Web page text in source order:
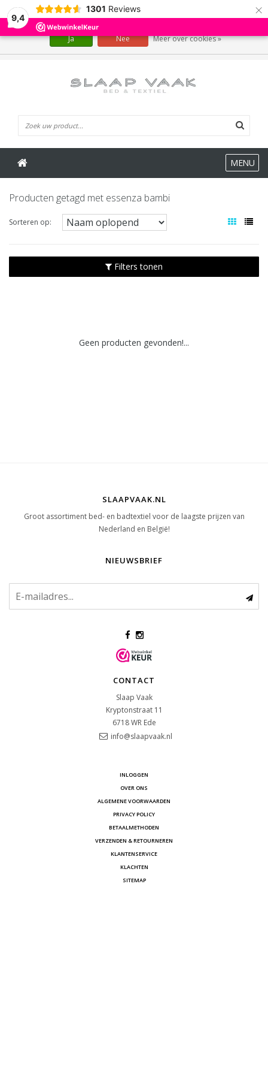
9,4
1301 Reviews ×
MENU
Producten getagd met essenza bambi
Sorteren op:
Filters tonen
Geen producten gevonden!...
SLAAPVAAK.NL
Groot assortiment bed- en badtextiel voor de laagste prijzen van
Nederland en België!
NIEUWSBRIEF
CONTACT
Slaap Vaak
Kryptonstraat 11
6718 WR Ede
info@slaapvaak.nl
INLOGGEN
OVER ONS
ALGEMENE VOORWAARDEN
PRIVACY POLICY
BETAALMETHODEN
VERZENDEN & RETOURNEREN
KLANTENSERVICE
KLACHTEN
SITEMAP
Wij slaan cookies op om onze website te verbeteren. Is dat akkoord?
Ja Nee Meer over cookies »